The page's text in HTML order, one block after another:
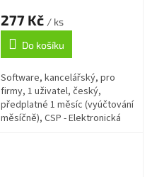
vyúčtování měsíčně
277 Kč / ks
Do košíku
Software, kancelářský, pro
firmy, 1 uživatel, český,
předplatné 1 měsíc (vyúčtování
měsíčně), CSP - Elektronická